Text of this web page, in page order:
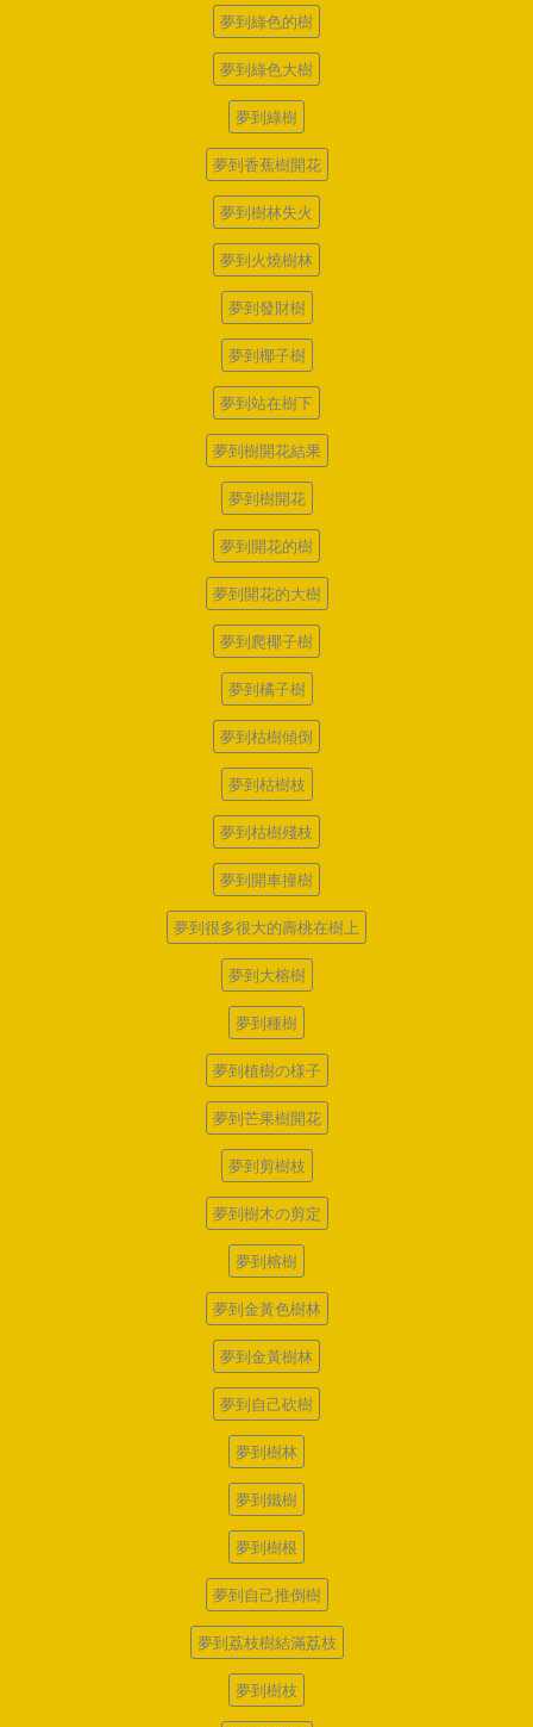
夢到綠色的樹
夢到綠色大樹
夢到綠樹
夢到香蕉樹開花
夢到樹林失火
夢到火燒樹林
夢到發財樹
夢到椰子樹
夢到站在樹下
夢到樹開花結果
夢到樹開花
夢到開花的樹
夢到開花的大樹
夢到爬椰子樹
夢到橘子樹
夢到枯樹傾倒
夢到枯樹枝
夢到枯樹殘枝
夢到開車撞樹
夢到很多很大的壽桃在樹上
夢到大榕樹
夢到種樹
夢到植樹の様子
夢到芒果樹開花
夢到剪樹枝
夢到樹木の剪定
夢到榕樹
夢到金黃色樹林
夢到金黃樹林
夢到自己砍樹
夢到樹林
夢到鐵樹
夢到樹根
夢到自己推倒樹
夢到荔枝樹結滿荔枝
夢到樹枝